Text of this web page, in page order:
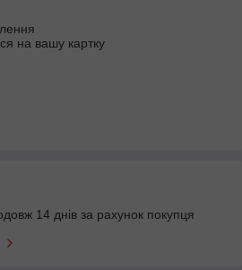
на вашу картку
14 днів за рахунок покупця